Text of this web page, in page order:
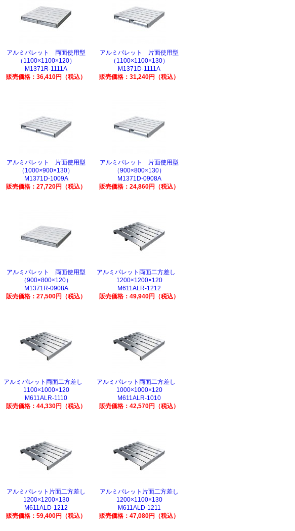
アルミパレット 両面使用型
（1100×1100×120）
M1371R-1111A
販売価格：36,410円（税込）
アルミパレット 片面使用型
（1100×1100×130）
M1371D-1111A
販売価格：31,240円（税込）
アルミパレット 片面使用型
（1000×900×130）
M1371D-1009A
販売価格：27,720円（税込）
アルミパレット 片面使用型
（900×800×130）
M1371D-0908A
販売価格：24,860円（税込）
アルミパレット 両面使用型
（900×800×120）
M1371R-0908A
販売価格：27,500円（税込）
アルミパレット両面二方差し
1200×1200×120
M611ALR-1212
販売価格：49,940円（税込）
アルミパレット両面二方差し
1100×1000×120
M611ALR-1110
販売価格：44,330円（税込）
アルミパレット両面二方差し
1000×1000×120
M611ALR-1010
販売価格：42,570円（税込）
アルミパレット片面二方差し
1200×1200×130
M611ALD-1212
販売価格：59,400円（税込）
アルミパレット片面二方差し
1200×1100×130
M611ALD-1211
販売価格：47,080円（税込）